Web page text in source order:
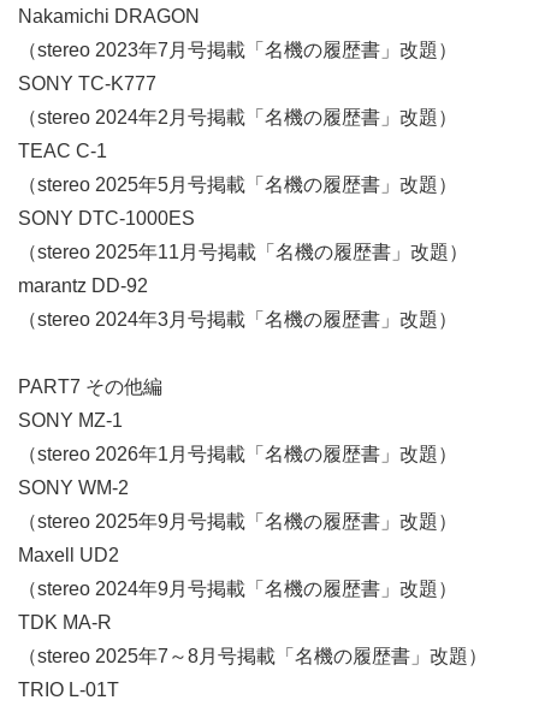
Nakamichi DRAGON
（stereo 2023年7月号掲載「名機の履歴書」改題）
SONY TC-K777
（stereo 2024年2月号掲載「名機の履歴書」改題）
TEAC C-1
（stereo 2025年5月号掲載「名機の履歴書」改題）
SONY DTC-1000ES
（stereo 2025年11月号掲載「名機の履歴書」改題）
marantz DD-92
（stereo 2024年3月号掲載「名機の履歴書」改題）
PART7 その他編
SONY MZ-1
（stereo 2026年1月号掲載「名機の履歴書」改題）
SONY WM-2
（stereo 2025年9月号掲載「名機の履歴書」改題）
Maxell UD2
（stereo 2024年9月号掲載「名機の履歴書」改題）
TDK MA-R
（stereo 2025年7～8月号掲載「名機の履歴書」改題）
TRIO L-01T